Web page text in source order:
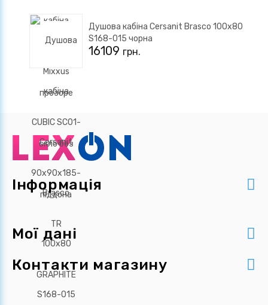
Душова кабіна Cersanit Brasco 100x80
S168-015 чорна
16109 грн.
Інформація
Мої дані
Контакти магазину